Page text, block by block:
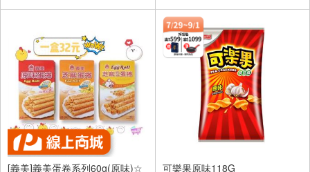
[義美]義美蛋卷系列60g(原味)☆
可樂果原味118G